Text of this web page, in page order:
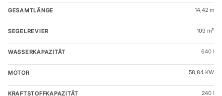
GESAMTLÄNGE 14,42 m
SEGELREVIER 109 m²
WASSERKAPAZITÄT 640 l
MOTOR 58,84 KW
KRAFTSTOFFKAPAZITÄT 240 l